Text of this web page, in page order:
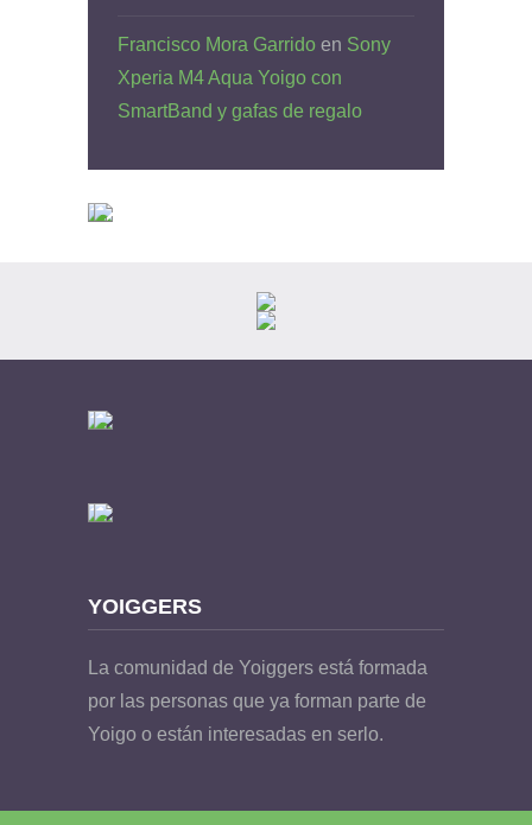
Francisco Mora Garrido en Sony
Xperia M4 Aqua Yoigo con
SmartBand y gafas de regalo
YOIGGERS
La comunidad de Yoiggers está formada
por las personas que ya forman parte de
Yoigo o están interesadas en serlo.